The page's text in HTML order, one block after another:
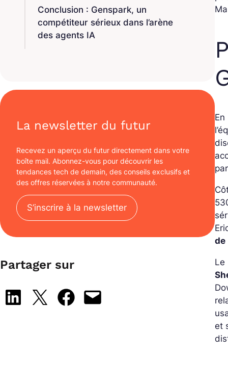
Conclusion : Genspark, un
compétiteur sérieux dans l’arène
des agents IA
La newsletter du futur
Recevez un aperçu du futur directement dans votre
boîte mail. Abonnez-vous pour découvrir les
tendances tech de demain, des conseils exclusifs et
des offres réservées à notre communauté.
S’inscrire à la newsletter
Partager sur
Share on LinkedIn
Share on X Share on Facebook
Email this Page
de
Le
et